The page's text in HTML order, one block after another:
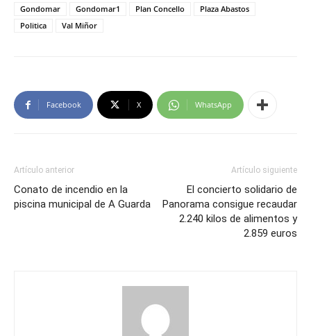
Gondomar
Gondomar1 Plan Concello
Plaza Abastos
Politica
Val Miñor
Facebook X WhatsApp
Artículo anterior
Conato de incendio en la
piscina municipal de A Guarda
Artículo siguiente
El concierto solidario de
Panorama consigue recaudar
2.240 kilos de alimentos y
2.859 euros